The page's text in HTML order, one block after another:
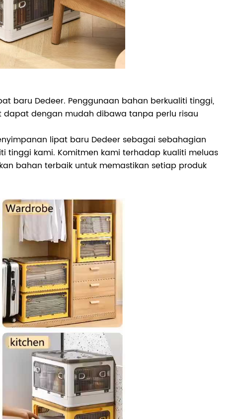
baru Dedeer. Penggunaan bahan berkualiti tinggi,
dengan mudah dibawa tanpa perlu risau
lipat baru Dedeer sebagai sebahagian
kami. Komitmen kami terhadap kualiti meluas
bahan terbaik untuk memastikan setiap produk